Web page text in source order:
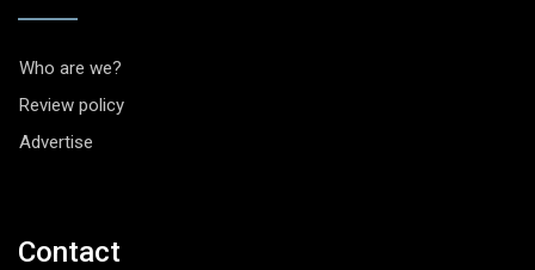
Who are we?
Review policy
Advertise
Contact